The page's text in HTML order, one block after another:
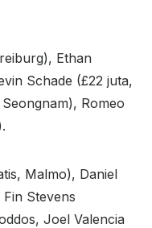
Ethan
Schade (£22 juta,
Romeo
Malmo), Daniel
Stevens
Joel Valencia